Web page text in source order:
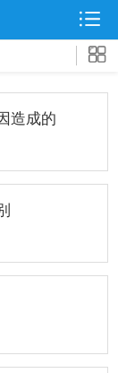
页
动态
们
造成的